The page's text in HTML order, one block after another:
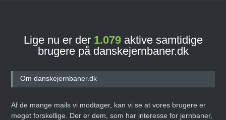
Lige nu er der 1.079aktive samtidige
brugere på danskejernbaner.dk
Om danskejernbaner.dk
Af de mange mails vi modtager, kan vi se at vores brugere er
meget forskellige. Der er dem, som har interesse for jernbaner,